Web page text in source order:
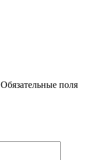
Обязательные поля